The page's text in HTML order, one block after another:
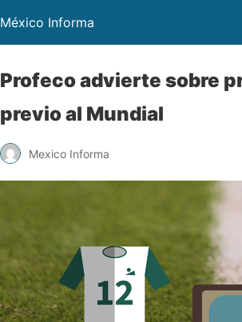
México Informa
Profeco advierte sobre
previo al Mundial
Mexico Informa